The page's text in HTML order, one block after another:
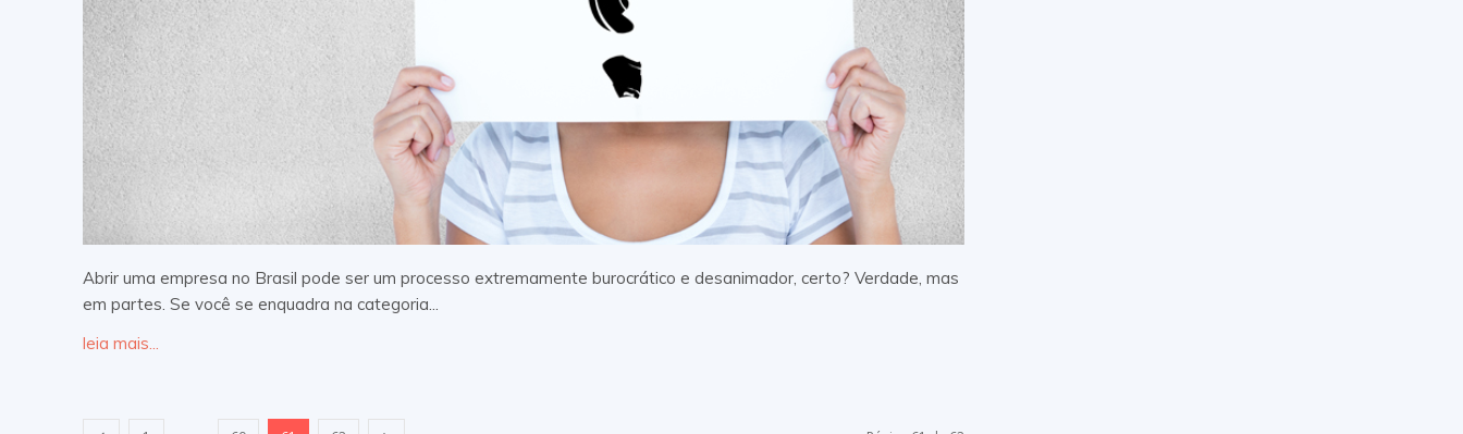
Abrir uma empresa no Brasil pode ser um processo extremamente burocrático e desanimador, certo? Verdade, mas
em partes. Se você se enquadra na categoria...
leia mais...